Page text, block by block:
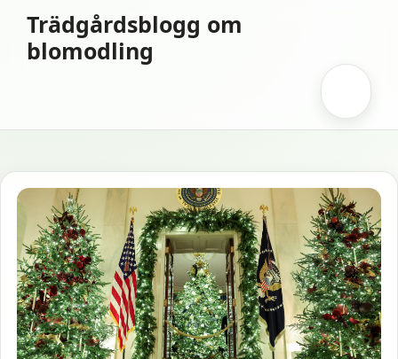
innehåll
Trädgårdsblogg om
blomodling